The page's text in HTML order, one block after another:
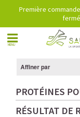
Première
MENU
Affiner par
PROTÉINES
RÉSULTAT DE